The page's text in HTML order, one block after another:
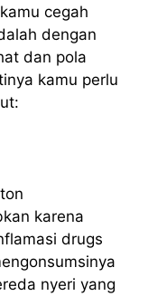
cegah
dengan
dan pola
kamu perlu
karena
drugs
nyeri yang